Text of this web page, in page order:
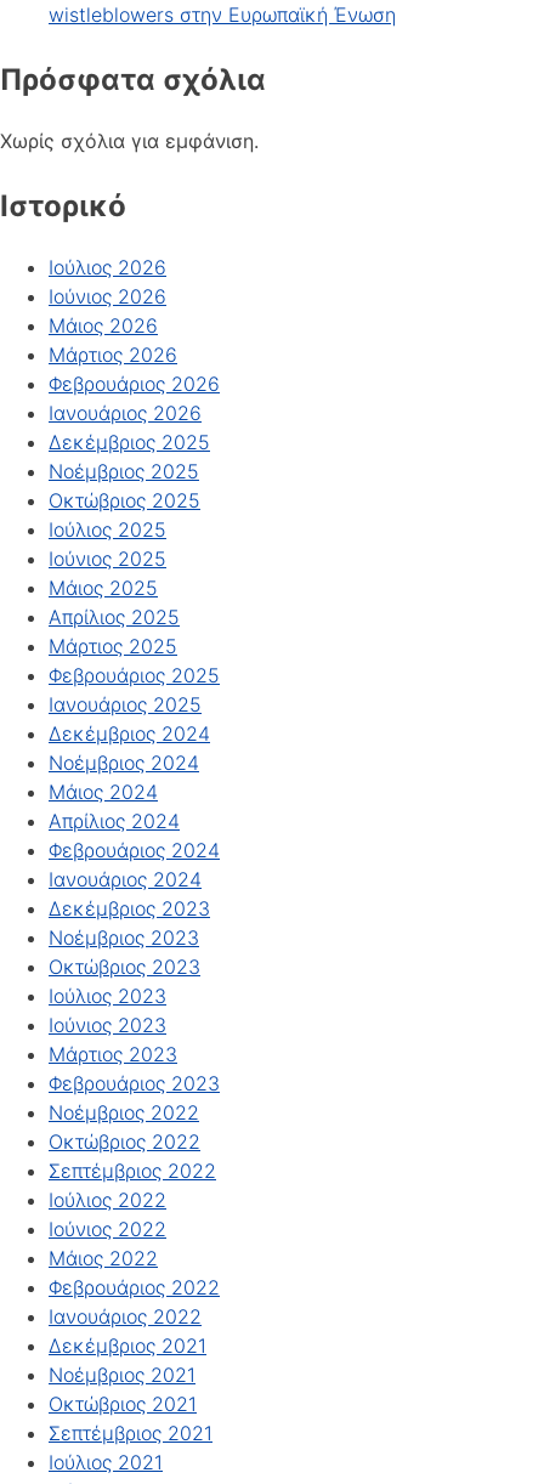
wistleblowers στην Ευρωπαϊκή Ένωση
Πρόσφατα σχόλια
Χωρίς σχόλια για εμφάνιση.
Ιστορικό
Ιούλιος 2026
Ιούνιος 2026
Μάιος 2026
Μάρτιος 2026
Φεβρουάριος 2026
Ιανουάριος 2026
Δεκέμβριος 2025
Νοέμβριος 2025
Οκτώβριος 2025
Ιούλιος 2025
Ιούνιος 2025
Μάιος 2025
Απρίλιος 2025
Μάρτιος 2025
Φεβρουάριος 2025
Ιανουάριος 2025
Δεκέμβριος 2024
Νοέμβριος 2024
Μάιος 2024
Απρίλιος 2024
Φεβρουάριος 2024
Ιανουάριος 2024
Δεκέμβριος 2023
Νοέμβριος 2023
Οκτώβριος 2023
Ιούλιος 2023
Ιούνιος 2023
Μάρτιος 2023
Φεβρουάριος 2023
Νοέμβριος 2022
Οκτώβριος 2022
Σεπτέμβριος 2022
Ιούλιος 2022
Ιούνιος 2022
Μάιος 2022
Φεβρουάριος 2022
Ιανουάριος 2022
Δεκέμβριος 2021
Νοέμβριος 2021
Οκτώβριος 2021
Σεπτέμβριος 2021
Ιούλιος 2021